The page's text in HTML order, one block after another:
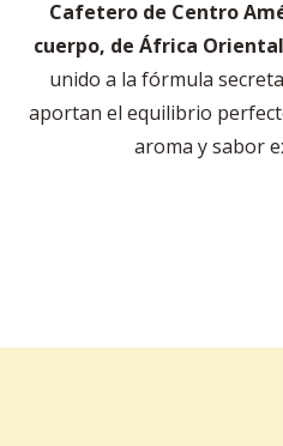
Cafetero de Centro
cuerpo, de África Oriental
unido a la fórmula
aportan el equilibrio
aroma y sabor